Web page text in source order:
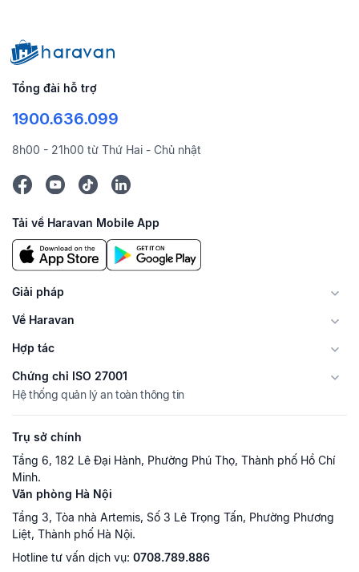
Tổng đài hỗ trợ
1900.636.099
8h00 - 21h00 từ Thứ Hai - Chủ nhật
Tải về Haravan Mobile App
Giải pháp
Về Haravan
Hợp tác
Chứng chỉ ISO 27001
Hệ thống quản lý an toàn thông tin
Trụ sở chính
Tầng 6, 182 Lê Đại Hành, Phường Phú Thọ, Thành phố Hồ Chí
Minh.
Văn phòng Hà Nội
Tầng 3, Tòa nhà Artemis, Số 3 Lê Trọng Tấn, Phường Phương
Liệt, Thành phố Hà Nội.
Hotline tư vấn dịch vụ: 0708.789.886